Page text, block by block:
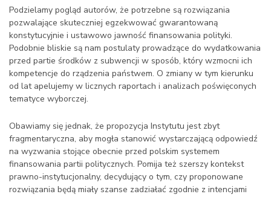
Podzielamy pogląd autorów, że potrzebne są rozwiązania
pozwalające skuteczniej egzekwować gwarantowaną
konstytucyjnie i ustawowo jawność finansowania polityki.
Podobnie bliskie są nam postulaty prowadzące do wydatkowania
przed partie środków z subwencji w sposób, który wzmocni ich
kompetencje do rządzenia państwem. O zmiany w tym kierunku
od lat apelujemy w licznych raportach i analizach poświęconych
tematyce wyborczej.
Obawiamy się jednak, że propozycja Instytutu jest zbyt
fragmentaryczna, aby mogła stanowić wystarczającą odpowiedź
na wyzwania stojące obecnie przed polskim systemem
finansowania partii politycznych. Pomija też szerszy kontekst
prawno-instytucjonalny, decydujący o tym, czy proponowane
rozwiązania będą miały szanse zadziałać zgodnie z intencjami